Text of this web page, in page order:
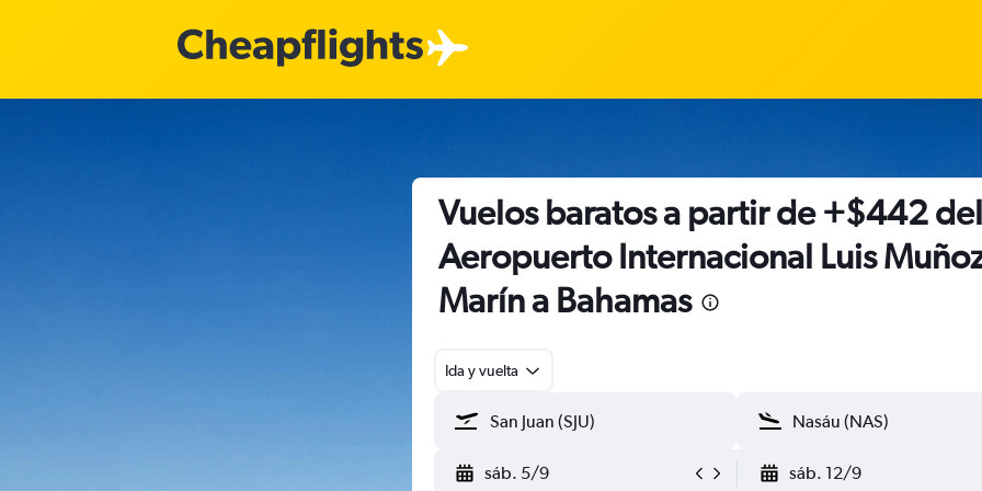
Vuelos baratos a partir de +$442 del
Aeropuerto Internacional Luis
Marín a Bahamas
Ida y vuelta
sáb. 5/9 sáb. 12/9